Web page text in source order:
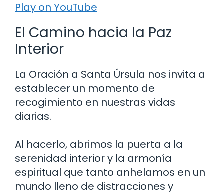
Play on YouTube
El Camino hacia la Paz
Interior
La Oración a Santa Úrsula nos invita a
establecer un momento de
recogimiento en nuestras vidas
diarias.
Al hacerlo, abrimos la puerta a la
serenidad interior y la armonía
espiritual que tanto anhelamos en un
mundo lleno de distracciones y